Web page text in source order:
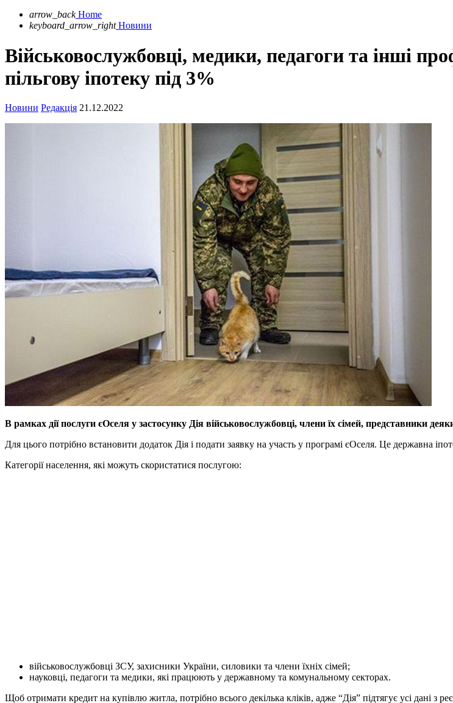
arrow_back Home
keyboard_arrow_right Новини
Військовослужбовці, медики, педагоги та інші
пільгову іпотеку під 3%
Новини Редакція 21.12.2022
В рамках дії послуги єОселя у застосунку Дія військовослужбовці, члени їх сімей, представники
Для цього потрібно встановити додаток Дія і подати заявку на участь у програмі єОселя. Це державна
Категорії населення, які можуть скористатися послугою:
військовослужбовці ЗСУ, захисники України, силовики та члени їхніх сімей;
науковці, педагоги та медики, які працюють у державному та комунальному секторах.
Щоб отримати кредит на купівлю житла, потрібно всього декілька кліків, адже “Дія” підтягує усі дані з